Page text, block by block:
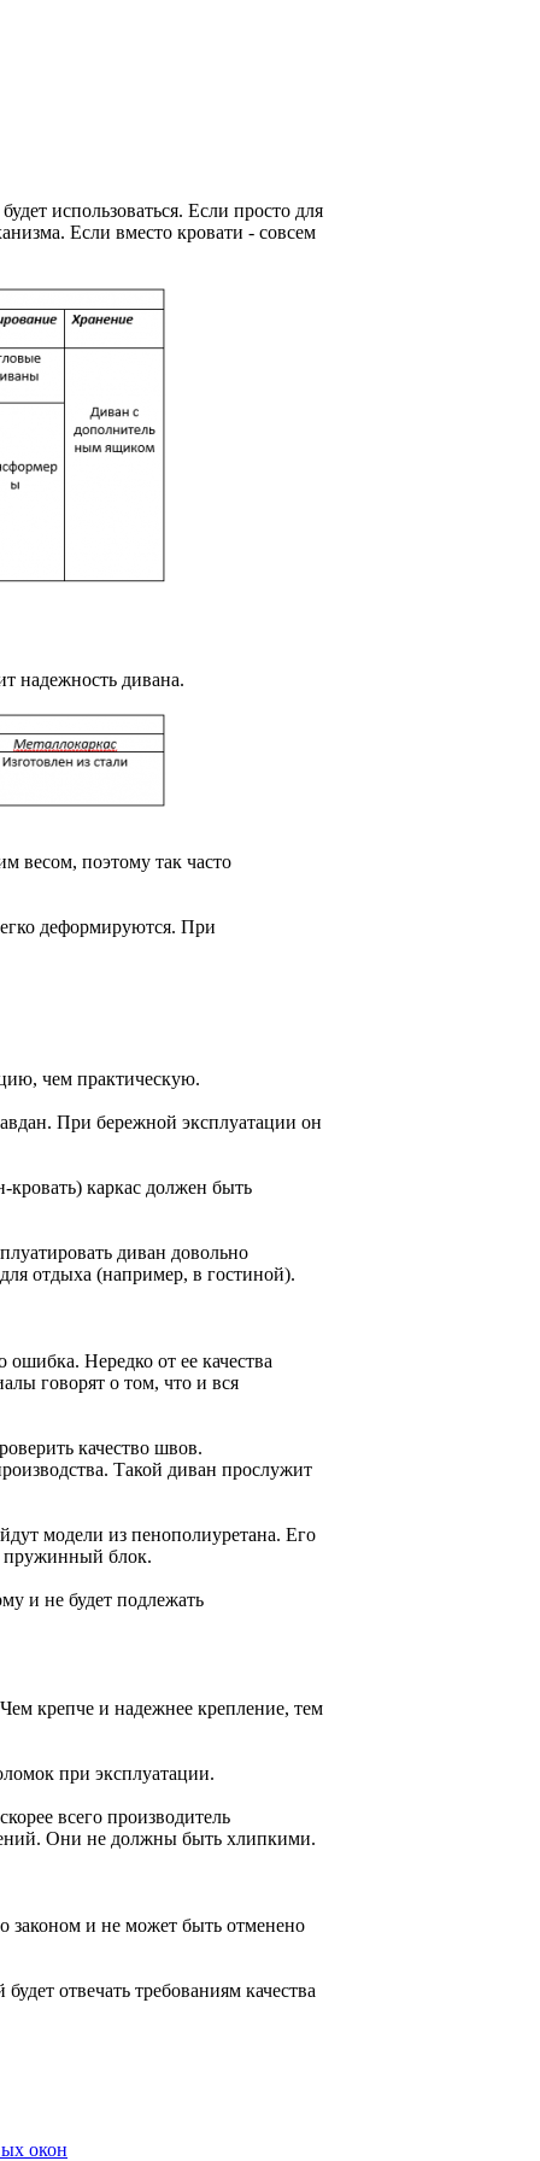
использоваться. Если просто для
Если вместо кровати - совсем
надежность дивана.
весом, поэтому так часто
деформируются. При
чем практическую.
При бережной эксплуатации он
кровать) каркас должен быть
диван довольно
отдыха (например, в гостиной).
Нередко от ее качества
говорят о том, что и вся
качество швов.
Такой диван прослужит
модели из пенополиуретана. Его
пружинный блок.
и не будет подлежать
крепче и надежнее крепление, тем
при эксплуатации.
всего производитель
Они не должны быть хлипкими.
законом и не может быть отменено
отвечать требованиям качества
окон